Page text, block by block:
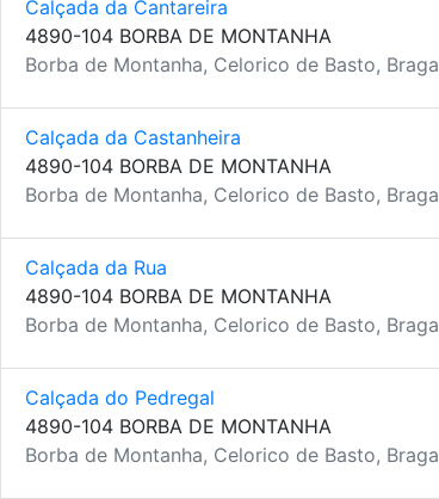
Calçada da Cantareira
4890-104 BORBA DE MONTANHA
Borba de Montanha, Celorico de Basto, Braga
Calçada da Castanheira
4890-104 BORBA DE MONTANHA
Borba de Montanha, Celorico de Basto, Braga
Calçada da Rua
4890-104 BORBA DE MONTANHA
Borba de Montanha, Celorico de Basto, Braga
Calçada do Pedregal
4890-104 BORBA DE MONTANHA
Borba de Montanha, Celorico de Basto, Braga